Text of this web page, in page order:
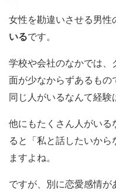
女性を勘違いさせる男性
いるです。
学校や会社のなかでは、
面が少なからずあるもの
同じ人がいるなんて経験
他にもたくさん人がいる
ると「私と話したいか
ますよね。
ですが、別に恋愛感情が